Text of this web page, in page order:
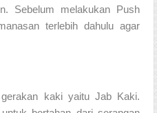
Sebelum melakukan Push
terlebih dahulu agar
kaki yaitu Jab Kaki.